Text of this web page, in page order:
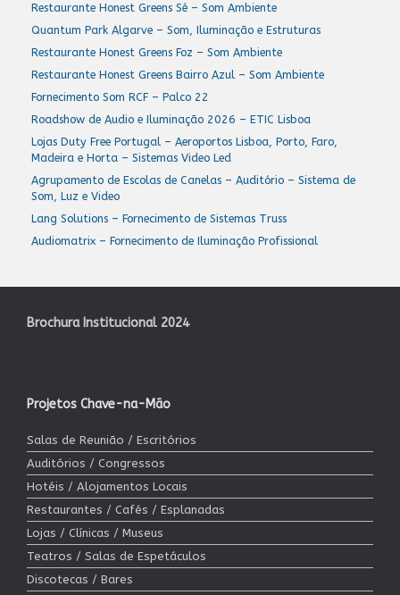
Restaurante Honest Greens Sé – Som Ambiente
Quantum Park Algarve – Som, Iluminação e Estruturas
Restaurante Honest Greens Foz – Som Ambiente
Restaurante Honest Greens Bairro Azul – Som Ambiente
Fornecimento Som RCF – Palco 22
Roadshow de Audio e Iluminação 2026 – ETIC Lisboa
Lojas Duty Free Portugal – Aeroportos Lisboa, Porto, Faro,
Madeira e Horta – Sistemas Video Led
Agrupamento de Escolas de Canelas – Auditório – Sistema de
Som, Luz e Video
Lang Solutions – Fornecimento de Sistemas Truss
Audiomatrix – Fornecimento de Iluminação Profissional
Brochura Institucional 2024
Projetos Chave-na-Mão
Salas de Reunião / Escritórios
Auditórios / Congressos
Hotéis / Alojamentos Locais
Restaurantes / Cafés / Esplanadas
Lojas / Clínicas / Museus
Teatros / Salas de Espetáculos
Discotecas / Bares